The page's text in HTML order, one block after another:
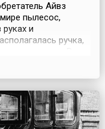
Айвз
пылесос,
и
ручка,